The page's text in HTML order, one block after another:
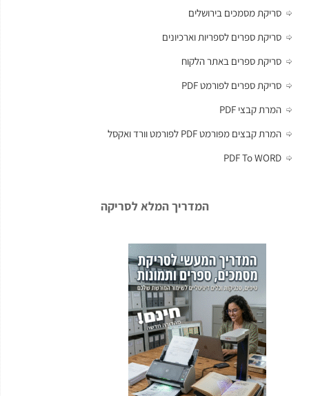
סריקת מסמכים בירושלים
סריקת ספרים לספריות וארכיונים
סריקת ספרים באתר הלקוח
סריקת ספרים לפורמט PDF
המרת קבצי PDF
המרת קבצים מפורמט PDF לפורמט וורד ואקסל
PDF To WORD
המדריך המלא לסריקה